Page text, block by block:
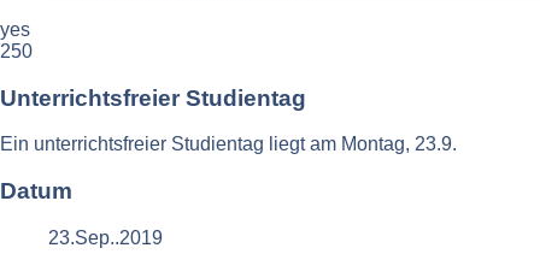
yes
250
Unterrichtsfreier Studientag
Ein unterrichtsfreier Studientag liegt am Montag, 23.9.
Datum
23.Sep..2019